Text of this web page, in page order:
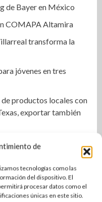
de
tecnologías como las
del dispositivo. El
procesar datos como el
únicas en este sitio.
de Bayer en México
COMAPA Altamira
transforma la
jóvenes en tres
productos locales con
exportar también
de Calidad en Salud
a los
social con
CEDES”